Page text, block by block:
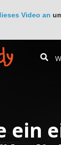
Video an
ein